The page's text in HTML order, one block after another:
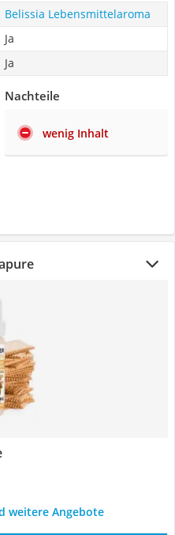
Belissia Lebensmittelaroma
Ja
Ja
Nachteile
wenig Inhalt
weitere Angebote